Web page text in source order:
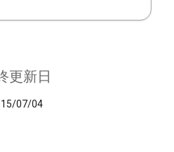
更新日
07/04